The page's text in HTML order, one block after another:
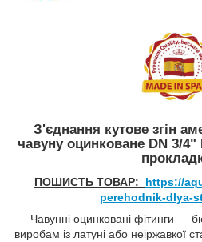
З'єднання кутове згін
чавуну оцинковане DN 3/
ПОШИСТЬ ТОВАР: https://
perehodnik-dlya-
Чавунні оцинковані фітинги —
виробам із латуні або неіржавкої